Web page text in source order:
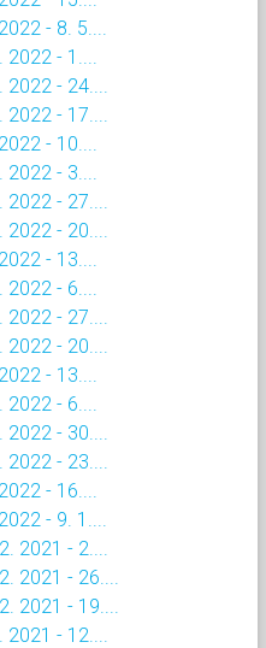
- 8. 5....
- 1....
- 24....
- 17....
- 10....
- 3....
- 27....
- 20....
- 13....
- 6....
- 27....
- 20....
- 13....
- 6....
- 30....
- 23....
- 16....
- 9. 1....
2021 - 2....
2021 - 26....
2021 - 19....
- 12....